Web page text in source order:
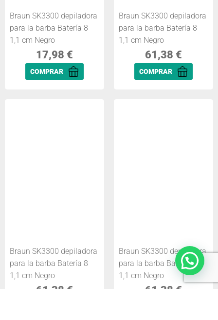
Braun SK3300 depiladora
para la barba Batería 8
1,1 cm Negro
17,98 €
COMPRAR
Braun SK3300 depiladora
para la barba Batería 8
1,1 cm Negro
61,38 €
COMPRAR
Braun SK3300 depiladora
para la barba Batería 8
1,1 cm Negro
61,38 €
Braun SK3300 depiladora
para la barba Batería 8
1,1 cm Negro
61,38 €